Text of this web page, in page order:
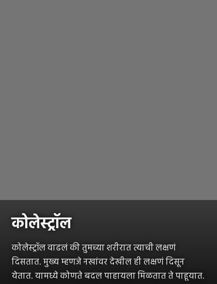
कोलेस्ट्रॉल
कोलेस्ट्रॉल वाढलं की तुमच्या शरीरात त्याची लक्षणं
दिसतात. मुख्य म्हणजे नखांवर देखील ही लक्षणं दिसून
येतात. यामध्ये कोणते बदल पाहायला मिळतात ते पाहूयात.